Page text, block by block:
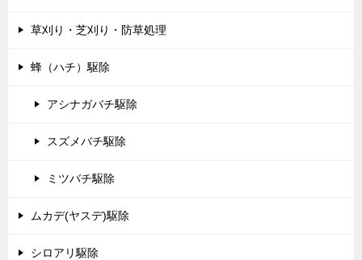
草刈り・芝刈り・防草処理
蜂（ハチ）駆除
アシナガバチ駆除
スズメバチ駆除
ミツバチ駆除
ムカデ(ヤスデ)駆除
シロアリ駆除